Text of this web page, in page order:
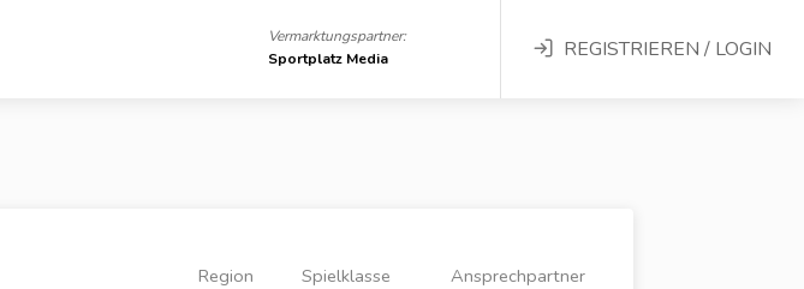
Vermarktungspartner:
Sportplatz Media
REGISTRIEREN / LOGIN
Ansprechpartner
Spielklasse
Region